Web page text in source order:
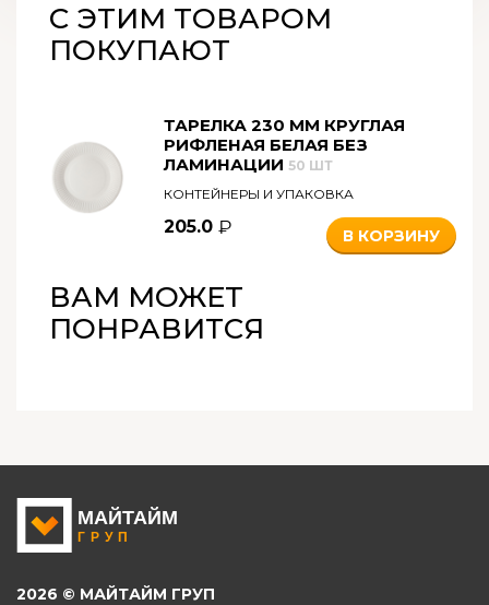
С ЭТИМ ТОВАРОМ
ПОКУПАЮТ
ТАРЕЛКА 230 ММ КРУГЛАЯ
РИФЛЕНАЯ БЕЛАЯ БЕЗ
ЛАМИНАЦИИ 50 ШТ
КОНТЕЙНЕРЫ И УПАКОВКА
205.0 В КОРЗИНУ
ВАМ МОЖЕТ
ПОНРАВИТСЯ
2026 © МАЙТАЙМ ГРУП